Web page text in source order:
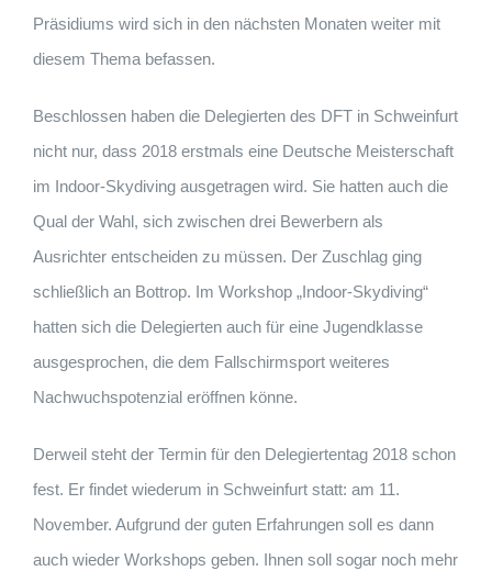
Präsidiums wird sich in den nächsten Monaten weiter mit
diesem Thema befassen.
Beschlossen haben die Delegierten des DFT in Schweinfurt
nicht nur, dass 2018 erstmals eine Deutsche Meisterschaft
im Indoor-Skydiving ausgetragen wird. Sie hatten auch die
Qual der Wahl, sich zwischen drei Bewerbern als
Ausrichter entscheiden zu müssen. Der Zuschlag ging
schließlich an Bottrop. Im Workshop „Indoor-Skydiving“
hatten sich die Delegierten auch für eine Jugendklasse
ausgesprochen, die dem Fallschirmsport weiteres
Nachwuchspotenzial eröffnen könne.
Derweil steht der Termin für den Delegiertentag 2018 schon
fest. Er findet wiederum in Schweinfurt statt: am 11.
November. Aufgrund der guten Erfahrungen soll es dann
auch wieder Workshops geben. Ihnen soll sogar noch mehr